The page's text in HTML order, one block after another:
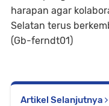
harapan agar
Selatan terus
(Gb-ferndt01)
Artikel Selanjutnya